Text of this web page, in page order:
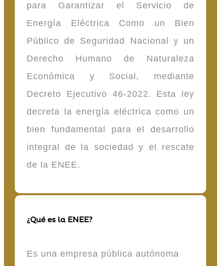
para Garantizar el Servicio de
Energía Eléctrica Como un Bien
Público de Seguridad Nacional y un
Derecho Humano de Naturaleza
Económica y Social, mediante
Decreto Ejecutivo 46-2022. Esta ley
decreta la energía eléctrica como un
bien fundamental para el desarrollo
integral de la sociedad y el rescate
de la ENEE.
¿Qué es la ENEE?
Es una empresa pública autónoma